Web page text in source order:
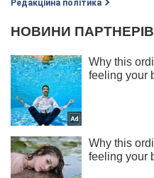
Редакційна політика